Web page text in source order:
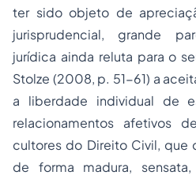
ter sido objeto de
jurisprudencial, grande
jurídica ainda reluta para o
Stolze (2008, p. 51-61) a
a liberdade individual de
relacionamentos afetivos
cultores do Direito Civil, que
de forma madura,